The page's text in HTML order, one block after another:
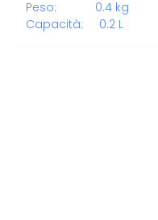
Peso: 0.4 kg
Capacità: 0.2 L